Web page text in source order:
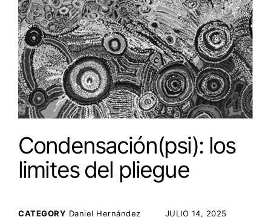
Condensación(psi): los
limites del pliegue
CATEGORY Daniel Hernández POSTED ON:
JULIO 14, 2025